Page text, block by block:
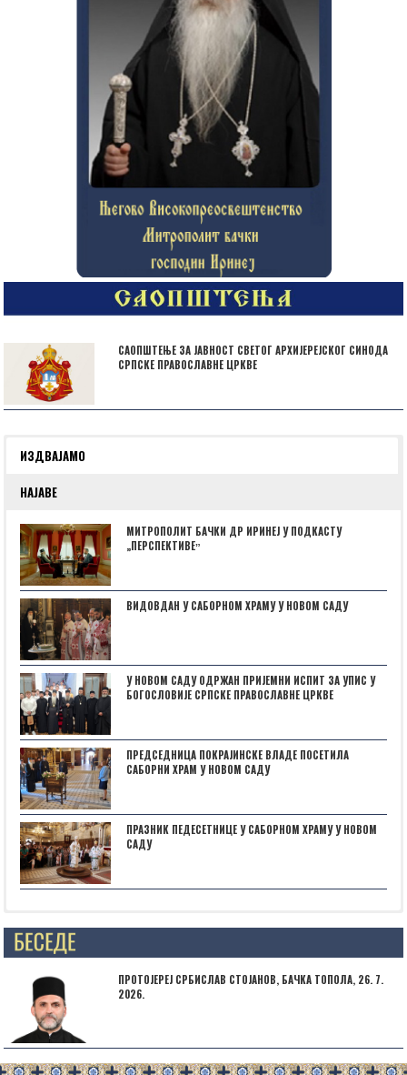
САОПШТЕЊЕ ЗА ЈАВНОСТ СВЕТОГ АРХИЈЕРЕЈСКОГ СИНОДА
СРПСКЕ ПРАВОСЛАВНЕ ЦРКВЕ
ИЗДВАЈАМО
НАЈАВЕ
МИТРОПОЛИТ БАЧКИ ДР ИРИНЕЈ У ПОДКАСТУ
„ПЕРСПЕКТИВЕˮ
ВИДОВДАН У САБОРНОМ ХРАМУ У НОВОМ САДУ
У НОВОМ САДУ ОДРЖАН ПРИЈЕМНИ ИСПИТ ЗА УПИС У
БОГОСЛОВИЈЕ СРПСКЕ ПРАВОСЛАВНЕ ЦРКВЕ
ПРЕДСЕДНИЦА ПОКРАЈИНСКЕ ВЛАДЕ ПОСЕТИЛА
САБОРНИ ХРАМ У НОВОМ САДУ
ПРАЗНИК ПЕДЕСЕТНИЦЕ У САБОРНОМ ХРАМУ У НОВОМ
САДУ
Posts not found
ПРОТОЈЕРЕЈ СРБИСЛАВ СТОЈАНОВ, БАЧКА ТОПОЛА, 26. 7.
2026.